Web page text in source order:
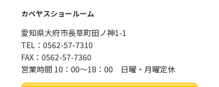
カベヤスショールーム
愛知県大府市長草町田ノ神1-1
TEL：0562-57-7310
FAX：0562-57-7360
営業時間 10：00～18：00 日曜・月曜定休